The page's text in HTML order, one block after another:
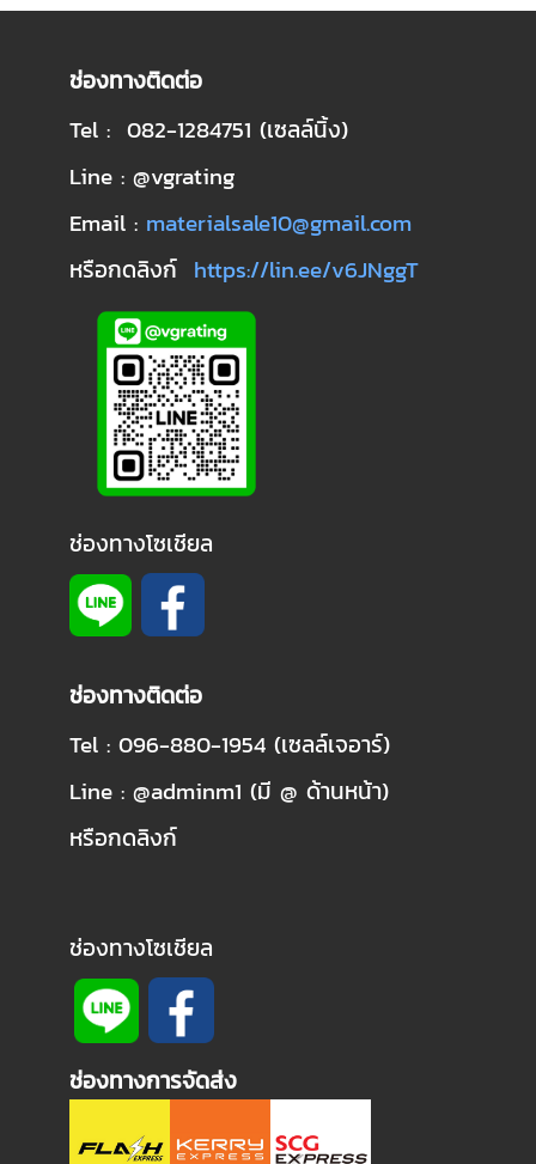
ช่องทางติดต่อ
Tel : 082-1284751 (เซลล์นิ้ง)
Line : @vgrating
Email : materialsale10@gmail.com
หรือกดลิงก์ https://lin.ee/v6JNggT
ช่องทางโซเชียล
ช่องทางติดต่อ
Tel : 096-880-1954 (เซลล์เจอาร์)
Line : @adminm1 (มี @ ด้านหน้า)
หรือกดลิงก์
ช่องทางโซเชียล
ช่องทางการจัดส่ง